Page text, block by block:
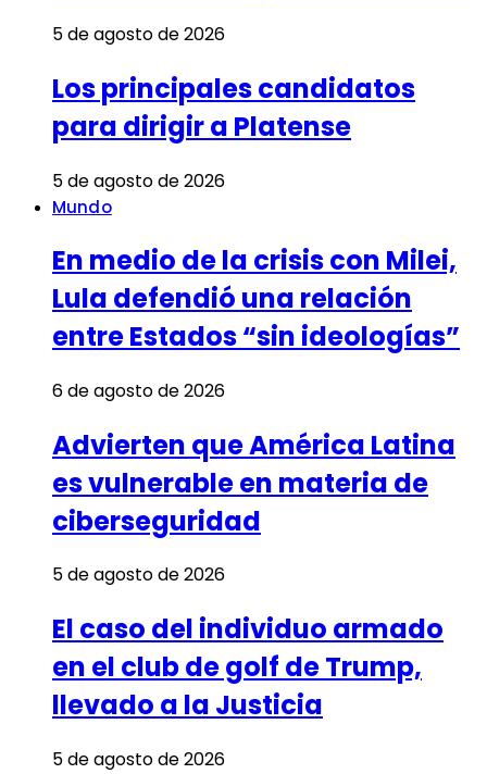
5 de agosto de 2026
Los principales candidatos
para dirigir a Platense
5 de agosto de 2026
Mundo
En medio de la crisis con Milei,
Lula defendió una relación
entre Estados “sin ideologías”
6 de agosto de 2026
Advierten que América Latina
es vulnerable en materia de
ciberseguridad
5 de agosto de 2026
El caso del individuo armado
en el club de golf de Trump,
llevado a la Justicia
5 de agosto de 2026